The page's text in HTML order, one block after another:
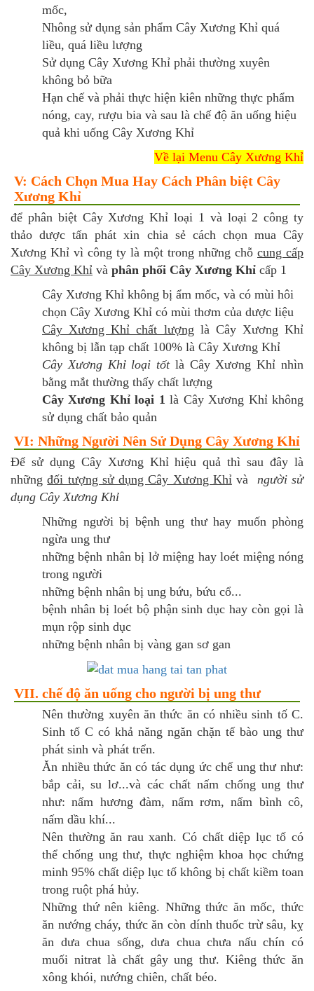
mốc,
Nhông sử dụng sản phẩm Cây Xương Khỉ quá
liều, quá liều lượng
Sử dụng Cây Xương Khỉ phải thường xuyên
không bỏ bữa
Hạn chế và phải thực hiện kiên những thực phẩm
nóng, cay, rượu bia và sau là chế độ ăn uống hiệu
quả khi uống Cây Xương Khỉ
Về lại Menu Cây Xương Khỉ
V: Cách Chọn Mua Hay Cách Phân biệt Cây
Xương Khỉ
để phân biệt Cây Xương Khỉ loại 1 và loại 2 công ty
thảo dược tấn phát xin chia sẻ cách chọn mua Cây
Xương Khỉ vì công ty là một trong những chỗ cung cấp
Cây Xương Khỉ và phân phối Cây Xương Khỉ cấp 1
Cây Xương Khỉ không bị ẩm mốc, và có mùi hôi
chọn Cây Xương Khỉ có mùi thơm của dược liệu
Cây Xương Khỉ chất lượng là Cây Xương Khỉ
không bị lẫn tạp chất 100% là Cây Xương Khỉ
Cây Xương Khỉ loại tốtlà Cây Xương Khỉ nhìn
bằng mắt thường thấy chất lượng
Cây Xương Khỉ loại 1 là Cây Xương Khỉ không
sử dụng chất bảo quản
VI: Những Người Nên Sử Dụng Cây Xương Khỉ
Để sử dụng Cây Xương Khỉ hiệu quả thì sau đây là
nhữngđối tượng sử dụng Cây Xương Khỉ và người sử
dụng Cây Xương Khỉ
Những người bị bệnh ung thư hay muốn phòng
ngừa ung thư
những bệnh nhân bị lở miệng hay loét miệng nóng
trong người
những bệnh nhân bị ung bứu, bứu cổ...
bệnh nhân bị loét bộ phận sinh dục hay còn gọi là
mụn rộp sinh dục
những bệnh nhân bị vàng gan sơ gan
VII. chế độ ăn uống cho người bị ung thư
Nên thường xuyên ăn thức ăn có nhiều sinh tố C.
Sinh tố C có khả năng ngăn chặn tế bào ung thư
phát sinh và phát trển.
Ăn nhiều thức ăn có tác dụng ức chế ung thư như:
bắp cải, su lơ...và các chất nấm chống ung thư
như: nấm hương đàm, nấm rơm, nấm bình cô,
nấm dầu khí...
Nên thường ăn rau xanh. Có chất diệp lục tố có
thể chống ung thư, thực nghiệm khoa học chứng
minh 95% chất diệp lục tố không bị chất kiềm toan
trong ruột phá hủy.
Những thứ nên kiêng. Những thức ăn mốc, thức
ăn nướng cháy, thức ăn còn dính thuốc trừ sâu, kỵ
ăn dưa chua sống, dưa chua chưa nấu chín có
muối nitrat là chất gây ung thư. Kiêng thức ăn
xông khói, nướng chiên, chất béo.